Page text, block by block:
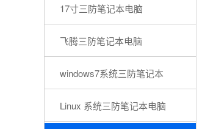
17寸三防笔记本电脑
飞腾三防笔记本电脑
windows7系统三防笔记本
Linux 系统三防笔记本电脑